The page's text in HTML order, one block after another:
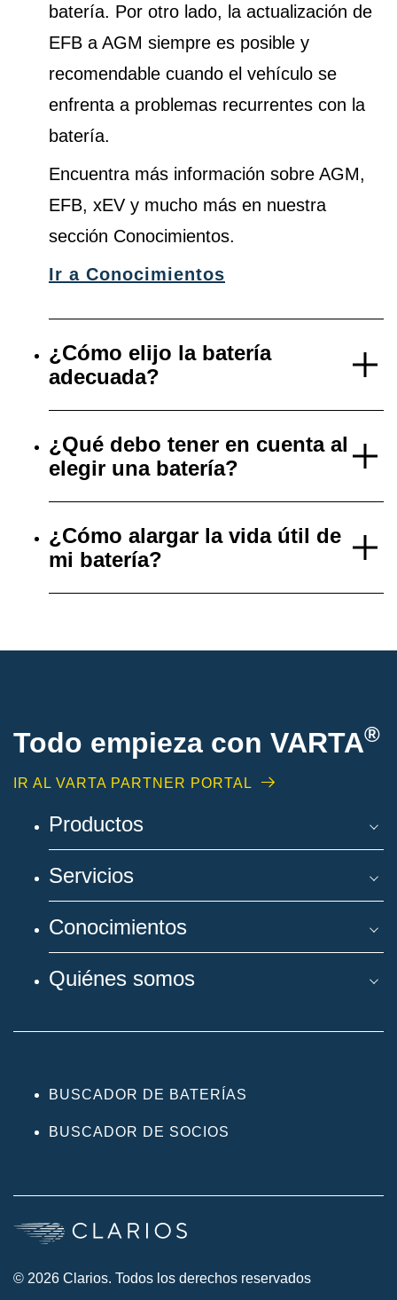
batería. Por otro lado, la actualización de
EFB a AGM siempre es posible y
recomendable cuando el vehículo se
enfrenta a problemas recurrentes con la
batería.
Encuentra más información sobre AGM,
EFB, xEV y mucho más en nuestra
sección Conocimientos.
Ir a Conocimientos
¿Cómo elijo la batería
adecuada?
¿Qué debo tener en cuenta al
elegir una batería?
¿Cómo alargar la vida útil de
mi batería?
Todo empieza con VARTA®
IR AL VARTA PARTNER PORTAL
Productos
Servicios
Conocimientos
Quiénes somos
BUSCADOR DE BATERÍAS
BUSCADOR DE SOCIOS
© 2026 Clarios. Todos los derechos reservados